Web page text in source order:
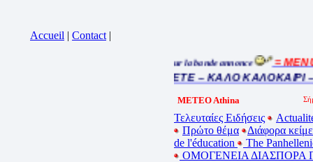
Accueil | Contact |
Cliquez sur la bande annonce
= MENU
BEL ETE – ΚΑΛΟ ΚΑΛΟΚΑΙΡΙ –
METEO Athina
Τελευταίες Ειδήσεις
Πρώτο θέμα
Διάφορα
de l'éducation
The
ΟΜΟΓΕΝΕΙΑ ΔΙΑΣΠΟΡΑ